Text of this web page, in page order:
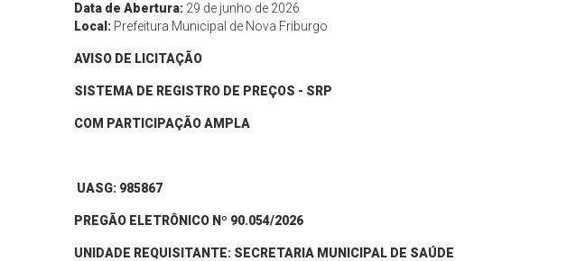
Data de Abertura: 29 de junho de 2026
Local: Prefeitura Municipal de Nova Friburgo
AVISO DE LICITAÇÃO
SISTEMA DE REGISTRO DE PREÇOS - SRP
COM PARTICIPAÇÃOAMPLA
UASG: 985867
PREGÃO ELETRÔNICO Nº 90.054/2026
UNIDADE REQUISITANTE: SECRETARIA MUNICIPAL DE SAÚDE